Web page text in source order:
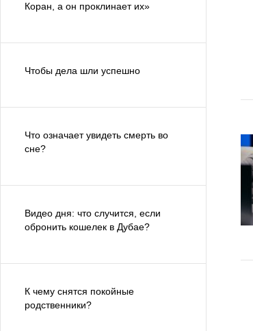
Коран, а он проклинает их»
Чтобы дела шли успешно
Что означает увидеть смерть во
сне?
Видео дня: что случится, если
обронить кошелек в Дубае?
К чему снятся покойные
родственники?